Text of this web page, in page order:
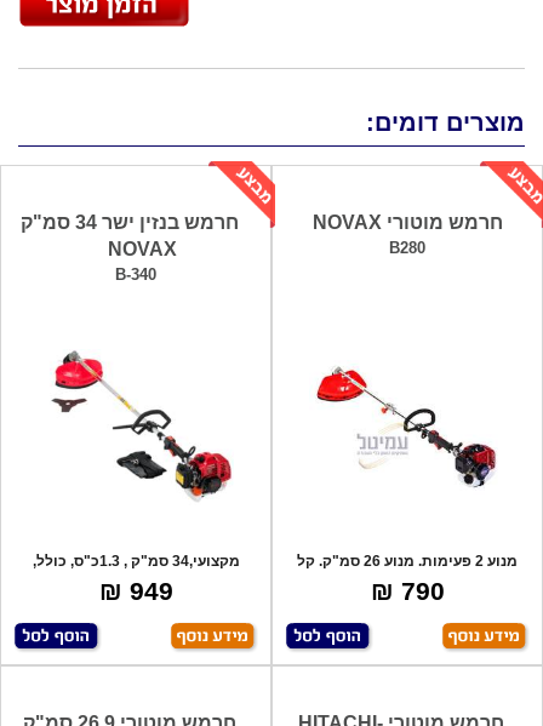
מוצרים דומים:
חרמש מוטורי NOVAX
B280
מנוע 2 פעימות. מנוע 26 סמ"ק. קל
משקל.
790 ₪
חרמש בנזין ישר 34 סמ"ק
NOVAX
B-340
מקצועי,34 סמ"ק , 1.3כ"ס, כולל,
קסטה נייל
949 ₪